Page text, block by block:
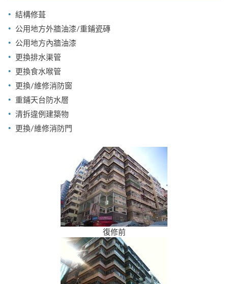
結構修葺
公用地方外牆油漆/重鋪瓷磚
公用地方內牆油漆
更換排水渠管
更換食水喉管
更換/維修消防窗
重鋪天台防水層
清拆違例建築物
更換/維修消防門
復修前